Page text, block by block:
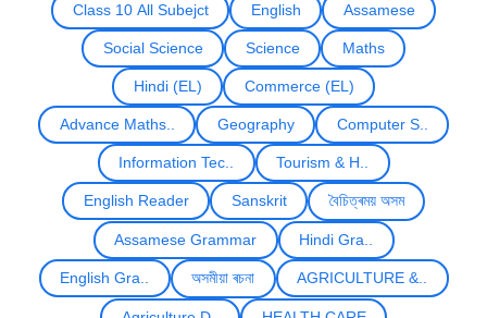
Class 10 All Subejct English Assamese
Social Science Science Maths
Hindi (EL) Commerce (EL)
Advance Maths.. Geography Computer S..
Information Tec.. Tourism & H..
English Reader Sanskrit বৈচিত্ৰময় অসম
Assamese Grammar Hindi Gra..
English Gra.. অসমীয়া ৰচনা AGRICULTURE &..